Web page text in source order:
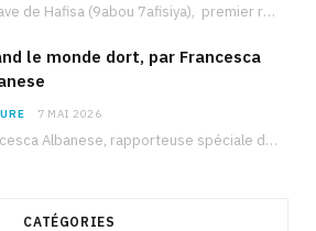
Le cave de Hafisa (9abou 7afisiya), premier roman du journaliste tunisien Mohamed Amine Ben Hlel,…
le monde dort, par Francesca
7 MAI 2026
Francesca Albanese, rapporteuse spéciale de l’ONU sur les territoires palestiniens occupés, était à Tunis pour…
CATÉGORIES